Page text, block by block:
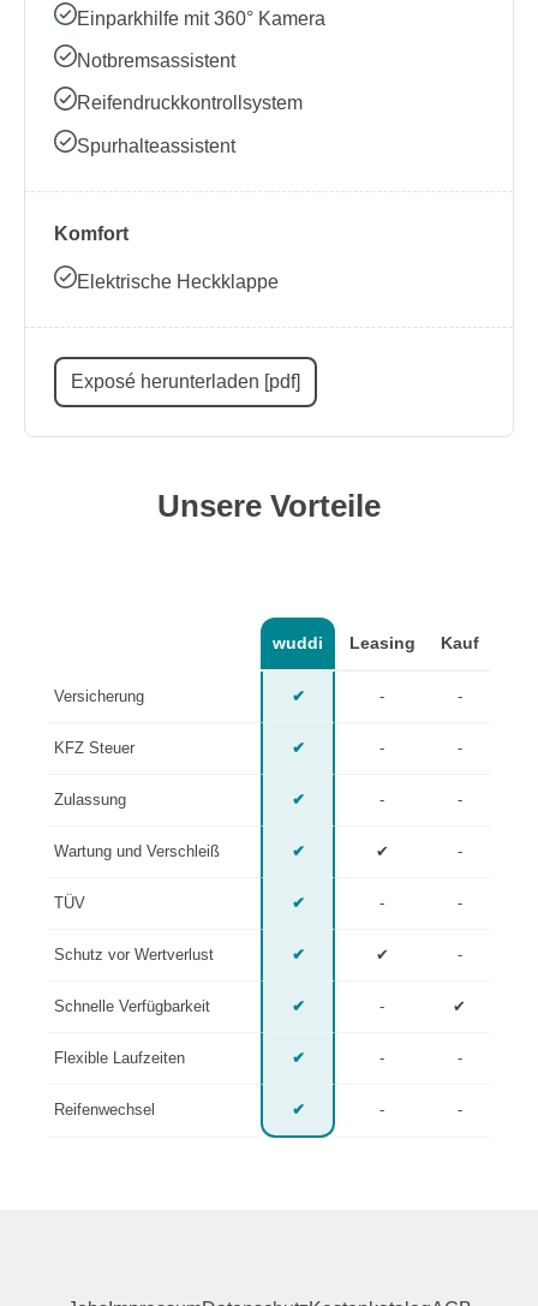
Einparkhilfe mit 360° Kamera
Notbremsassistent
Reifendruckkontrollsystem
Spurhalteassistent
Komfort
Elektrische Heckklappe
Exposé herunterladen [pdf]
Unsere Vorteile
wuddi Leasing Kauf
Versicherung ✔ - -
KFZ Steuer ✔ - -
Zulassung ✔ - -
Wartung und Verschleiß ✔ ✔ -
TÜV ✔ - -
Schutz vor Wertverlust ✔ ✔ -
Schnelle Verfügbarkeit ✔ - ✔
Flexible Laufzeiten ✔ - -
Reifenwechsel ✔ - -